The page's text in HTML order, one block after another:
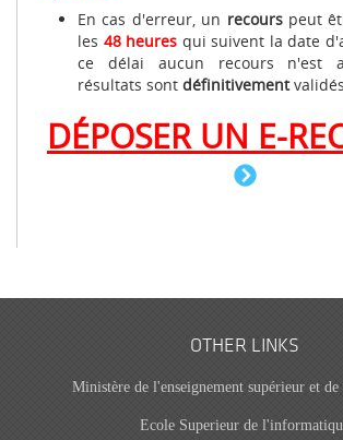
En cas d'erreur, un recourspeut
les 48 heures qui suivent la date
ce délai aucun recours n'est
résultats sont définitivement
DÉPOSER UN E-
OTHER LINKS
Ministère de l'enseignement supérieur et de
Ecole Superieur de